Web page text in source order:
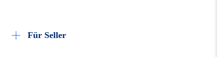
Für Seller